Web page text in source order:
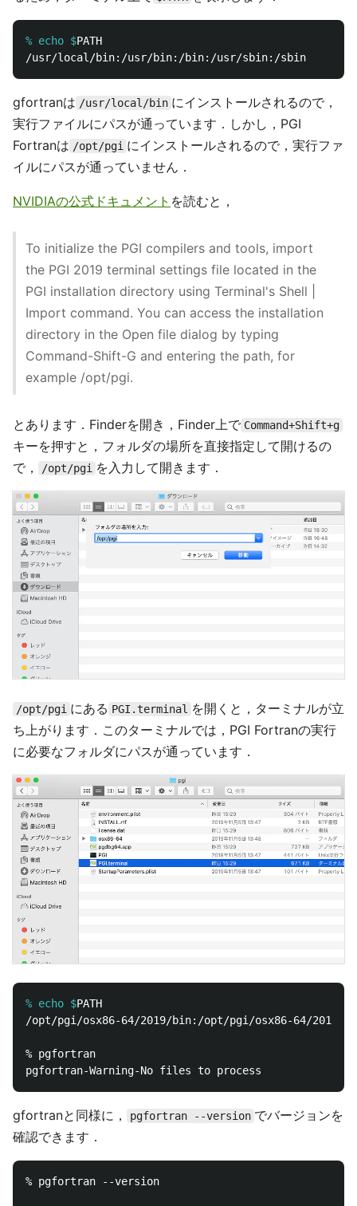
% echo $
gfortranは /usr/local/bin にインストールされるので，
実行ファイルにパスが通っています．しかし，PGI
Fortranは /opt/pgi にインストールされるので，実行ファ
イルにパスが通っていません．
NVIDIAの公式ドキュメント を読むと，
To initialize the PGI compilers and tools, import
the PGI 2019 terminal settings file located in the
PGI installation directory using Terminal's Shell |
Import command. You can access the installation
directory in the Open file dialog by typing
Command-Shift-G and entering the path, for
example /opt/pgi.
とあります．Finderを開き，Finder上で Command+Shift+g
キーを押すと，フォルダの場所を直接指定して開けるの
で，
/opt/pgi を入力して開きます．
/opt/pgi にある PGI.terminal を開くと，ターミナルが立
ち上がります．このターミナルでは，PGI Fortranの実行
に必要なフォルダにパスが通っています．
% echo $
/opt/pgi/osx86-64/2019/bin:/opt/pgi/osx86-64/
% pgfortran
gfortranと同様に， pgfortran --version でバージョンを
確認できます．
% pgfortran --version